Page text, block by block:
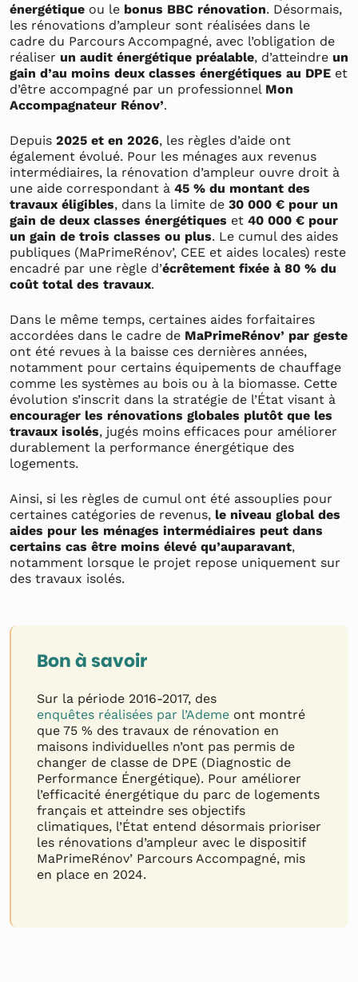
énergétique ou le bonus BBC rénovation. Désormais,
les rénovations d’ampleur sont réalisées dans le
cadre du Parcours Accompagné, avec l’obligation de
réaliser un audit énergétique préalable, d’atteindre un
gain d’au moins deux classes énergétiques au DPE et
d’être accompagné par un professionnel Mon
Accompagnateur Rénov’.
Depuis 2025 et en 2026, les règles d’aide ont
également évolué. Pour les ménages aux revenus
intermédiaires, la rénovation d’ampleur ouvre droit à
une aide correspondant à 45 % du montant des
travaux éligibles, dans la limite de 30 000 € pour un
gain de deux classes énergétiques et 40 000 € pour
un gain de trois classes ou plus. Le cumul des aides
publiques (MaPrimeRénov’, CEE et aides locales) reste
encadré par une règle d’écrêtement fixée à 80 % du
coût total des travaux.
Dans le même temps, certaines aides forfaitaires
accordées dans le cadre de MaPrimeRénov’ par geste
ont été revues à la baisse ces dernières années,
notamment pour certains équipements de chauffage
comme les systèmes au bois ou à la biomasse. Cette
évolution s’inscrit dans la stratégie de l’État visant à
encourager les rénovations globales plutôt que les
travaux isolés, jugés moins efficaces pour améliorer
durablement la performance énergétique des
logements.
Ainsi, si les règles de cumul ont été assouplies pour
certaines catégories de revenus, le niveau global des
aides pour les ménages intermédiaires peut dans
certains cas être moins élevé qu’auparavant,
notamment lorsque le projet repose uniquement sur
des travaux isolés.
Bon à savoir
Sur la période 2016-2017, des
enquêtes réalisées par l’Ademe ont montré
que 75 % des travaux de rénovation en
maisons individuelles n’ont pas permis de
changer de classe de DPE (Diagnostic de
Performance Énergétique). Pour améliorer
l’efficacité énergétique du parc de logements
français et atteindre ses objectifs
climatiques, l’État entend désormais prioriser
les rénovations d’ampleur avec le dispositif
MaPrimeRénov’ Parcours Accompagné, mis
en place en 2024.